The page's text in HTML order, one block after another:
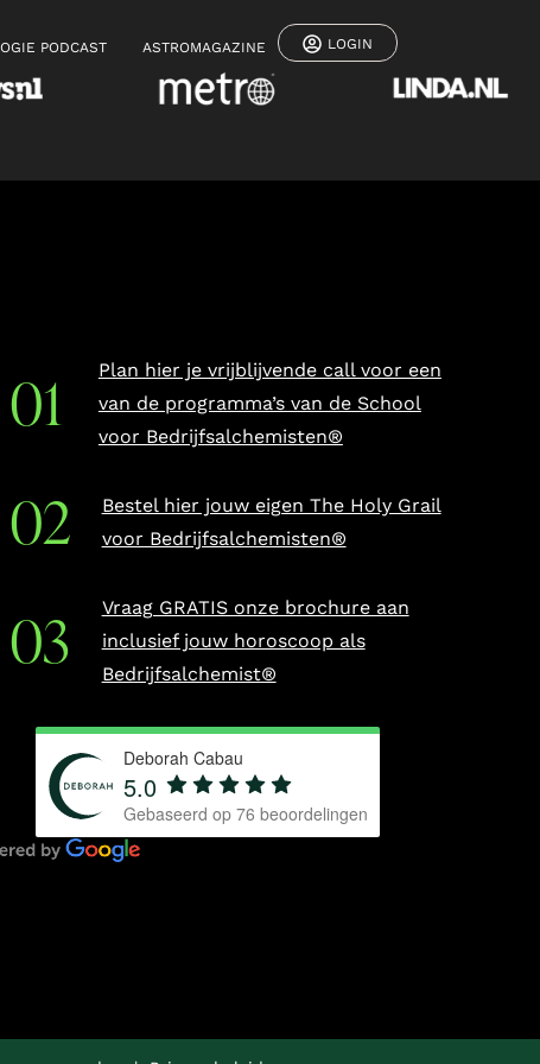
PODCAST ASTROMAGAZINE LOGIN
Plan hier je vrijblijvende call voor een
van de programma’s van de School
voor Bedrijfsalchemisten®
Bestel hier jouw eigen The Holy Grail
voor Bedrijfsalchemisten®
Vraag GRATIS onze brochure aan
inclusief jouw horoscoop als
Bedrijfsalchemist®
Deborah Cabau
5.0
Gebaseerd op76 beoordelingen